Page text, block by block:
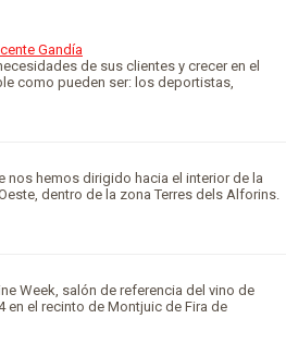
Gandía
de sus clientes y crecer en el
como pueden ser: los deportistas,
nos hemos dirigido hacia el interior de la
dentro de la zona Terres dels Alforins.
Week, salón de referencia del vino de
en el recinto de Montjuic de Fira de